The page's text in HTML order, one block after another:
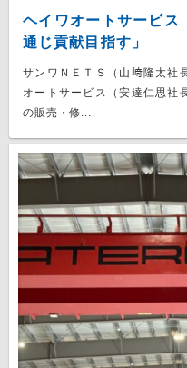
ヘイワオートサービ
通じ貢献目指す」
サンワＮＥＴＳ（山﨑隆太社
オートサービス（安達仁思社
の販売・修...